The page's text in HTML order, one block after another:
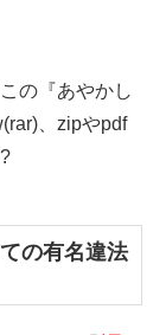
の『あやかし
、zipやpdf
の有名違法